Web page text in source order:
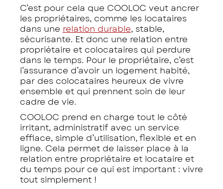
C’est pour cela que COOLOC veut ancrer
les propriétaires, comme les locataires
dans une relation durable, stable,
sécurisante. Et donc une relation entre
propriétaire et colocataires qui perdure
dans le temps. Pour le propriétaire, c’est
l’assurance d’avoir un logement habité,
par des colocataires heureux de vivre
ensemble et qui prennent soin de leur
cadre de vie.
COOLOC prend en charge tout le côté
irritant, administratif avec un service
effiace, simple d’utilisation, flexible et en
ligne. Cela permet de laisser place à la
relation entre propriétaire et locataire et
du temps pour ce qui est important : vivre
tout simplement !